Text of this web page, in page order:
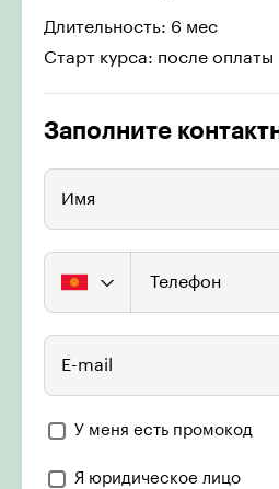
Длительность: 6 мес
Старт курса: после оплаты
Заполните
Имя
Телефон
E-mail
У меня есть промокод
Я юридическое лицо